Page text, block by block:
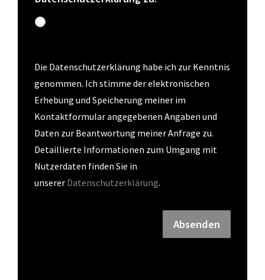
Die Datenschutzerklärung habe ich zur Kenntnis
genommen. Ich stimme der elektronischen
Erhebung und Speicherung meiner im
Kontaktformular angegebenen Angaben und
Daten zur Beantwortung meiner Anfrage zu.
Detaillierte Informationen zum Umgang mit
Nutzerdaten finden Sie in
unserer Datenschutzerklärung.
Absenden